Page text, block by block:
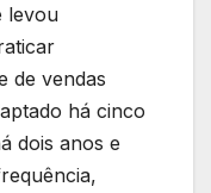
levou
de vendas
há cinco
dois anos e